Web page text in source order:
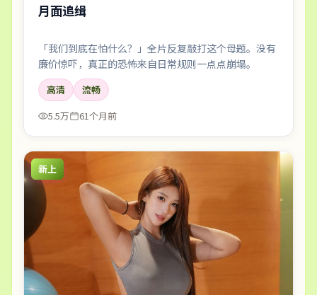
月面追缉
「我们到底在怕什么？」全片反复敲打这个母题。没有
廉价惊吓，真正的恐怖来自日常规则一点点崩塌。
高清
流畅
5.5万
61个月前
新上